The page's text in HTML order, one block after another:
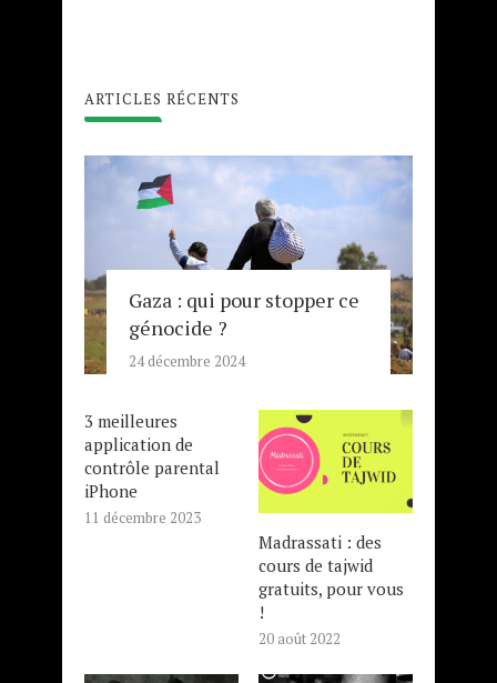
ARTICLES RÉCENTS
Gaza : qui pour stopper ce
génocide ?
24 décembre 2024
3 meilleures
application de
contrôle parental
iPhone
11 décembre 2023
Madrassati : des
cours de tajwid
gratuits, pour vous
!
20 août 2022